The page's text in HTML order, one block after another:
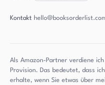
Kontakt
Als Amazon-Partner verdiene
Provision. Das bedeutet, dass
erhalte, wenn Sie etwas über